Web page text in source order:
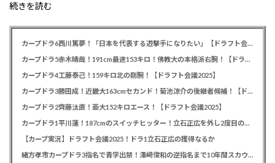
続きを読む
カープドラ6西川篤夢！「日本を代表する遊撃手になりたい」【ドラフト会議2025】
カープドラ5赤木晴哉！191cm最速153キロ！佛教大の本格派右腕！【ドラフト会議2025】
カープドラ4工藤泰己！159キロ北の剛腕！【ドラフト会議2025】
カープドラ3勝田成！近畿大163cmセカンド！菊池涼介の後継者候補！【ドラフト会議2025】
カープドラ2齊藤汰直！亜大152キロエース！【ドラフト会議2025】
カープドラ1平川蓮！187cmのスイッチヒッター！立石正広を外し2度目の重複も新井監督がクジを引き当てる！【ドラフト会議2025】
【カープ実況】ドラフト会議2025！ドラ1立石正広の獲得なるか
緒方孝市カープドラ3指名で青学出禁！澤﨑俊和の逆指名まで10年間スカウト出禁